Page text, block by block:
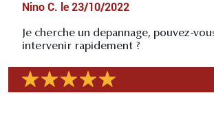
Nino C. le 23/10/2022
Je cherche un depannage, pouvez-
intervenir rapidement ?